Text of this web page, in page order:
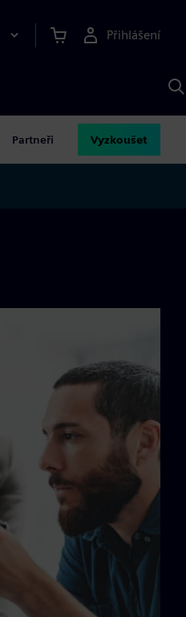
Přihlášení
Partneři Vyzkoušet